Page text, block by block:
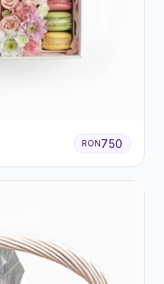
RON750